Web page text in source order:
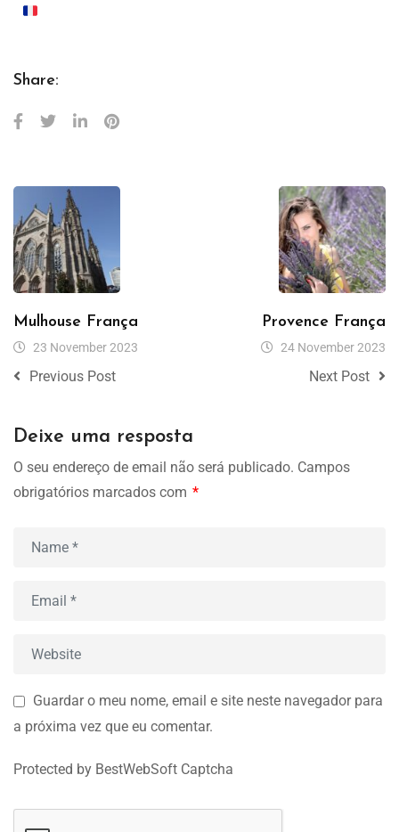
Share:
Mulhouse França
23 November 2023
Previous Post
Provence França
24 November 2023
Next Post
Deixe uma resposta
O seu endereço de email não será publicado. Campos
obrigatórios marcados com *
Guardar o meu nome, email e site neste navegador para
a próxima vez que eu comentar.
Protected by BestWebSoft Captcha